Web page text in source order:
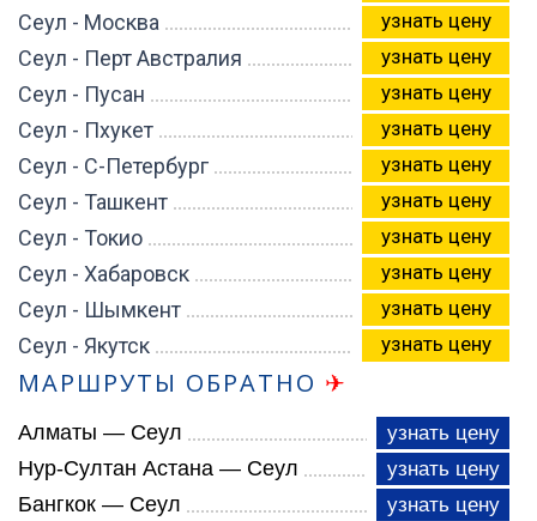
Сеул - Москва узнать цену
Сеул - Перт Австралия узнать цену
Сеул - Пусан узнать цену
Сеул - Пхукет узнать цену
Сеул - С-Петербург узнать цену
Сеул - Ташкент узнать цену
Сеул - Токио узнать цену
Сеул - Хабаровск узнать цену
Сеул - Шымкент узнать цену
Сеул - Якутск узнать цену
МАРШРУТЫ ОБРАТНО ✈
Алматы — Сеул узнать цену
Нур-Султан Астана — Сеул узнать цену
Бангкок — Сеул узнать цену